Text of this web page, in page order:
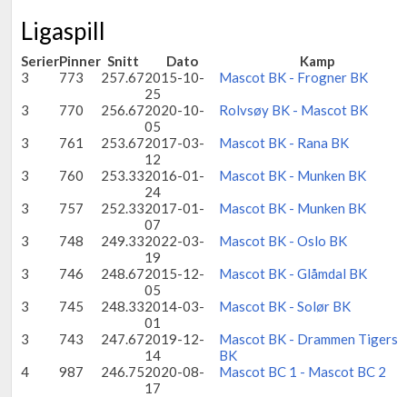
Ligaspill
SerierPinner Snitt Dato
Kamp
3
773 257.672015-10-
25
Mascot BK - Frogner BK
3
770 256.672020-10-
05
Rolvsøy BK - Mascot BK
3
761 253.672017-03-
12
Mascot BK - Rana BK
3
760 253.332016-01-
24
Mascot BK - Munken BK
3
757 252.332017-01-
07
Mascot BK - Munken BK
3
748 249.332022-03-
19
Mascot BK - Oslo BK
3
746 248.672015-12-
05
Mascot BK - Glåmdal BK
3
745 248.332014-03-
01
Mascot BK - Solør BK
3
743 247.672019-12-
14
Mascot BK - Drammen Tigers
BK
4
987 246.752020-08-
17
Mascot BC 1 - Mascot BC 2